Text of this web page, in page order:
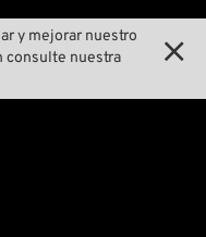
y mejorar nuestro
consulte nuestra

productos